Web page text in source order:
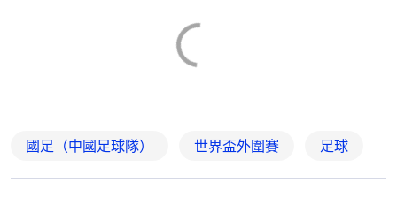
國足（中國足球隊） 世界盃外圍賽 足球